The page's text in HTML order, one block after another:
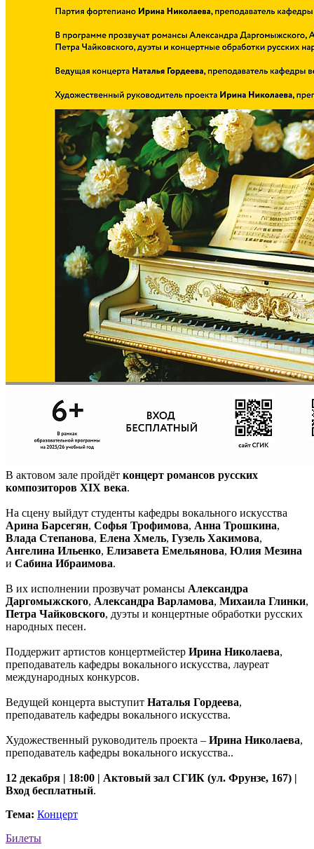
В актовом зале пройдёт концерт романсов русских
композиторов XIX века.
На сцену выйдут студенты кафедры вокального искусства
Арина Барсегян, Софья Трофимова, Анна Трошкина,
Влада Степанова, Елена Хмель, Гузель Хакимова,
Ангелина Ильенко, Елизавета Емельянова, Юлия Мезина
и Сабина Ибраимова.
В их исполнении прозвучат романсы Александра
Даргомыжского, Александра Варламова, Михаила Глинки,
Петра Чайковского, дуэты и концертные обработки русских
народных песен.
Поддержит артистов концертмейстер Ирина Николаева,
преподаватель кафедры вокального искусства, лауреат
международных конкурсов.
Ведущей концерта выступит Наталья Гордеева,
преподаватель кафедры вокального искусства.
Художественный руководитель проекта – Ирина Николаева,
преподаватель кафедры вокального искусства..
12 декабря | 18:00 | Актовый зал СГИК (ул. Фрунзе, 167) |
Вход бесплатный.
Тема: Концерт
Билеты